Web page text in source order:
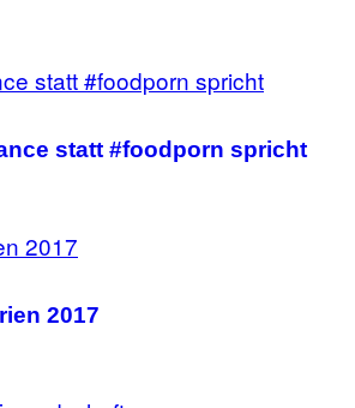
statt #foodporn spricht
2017